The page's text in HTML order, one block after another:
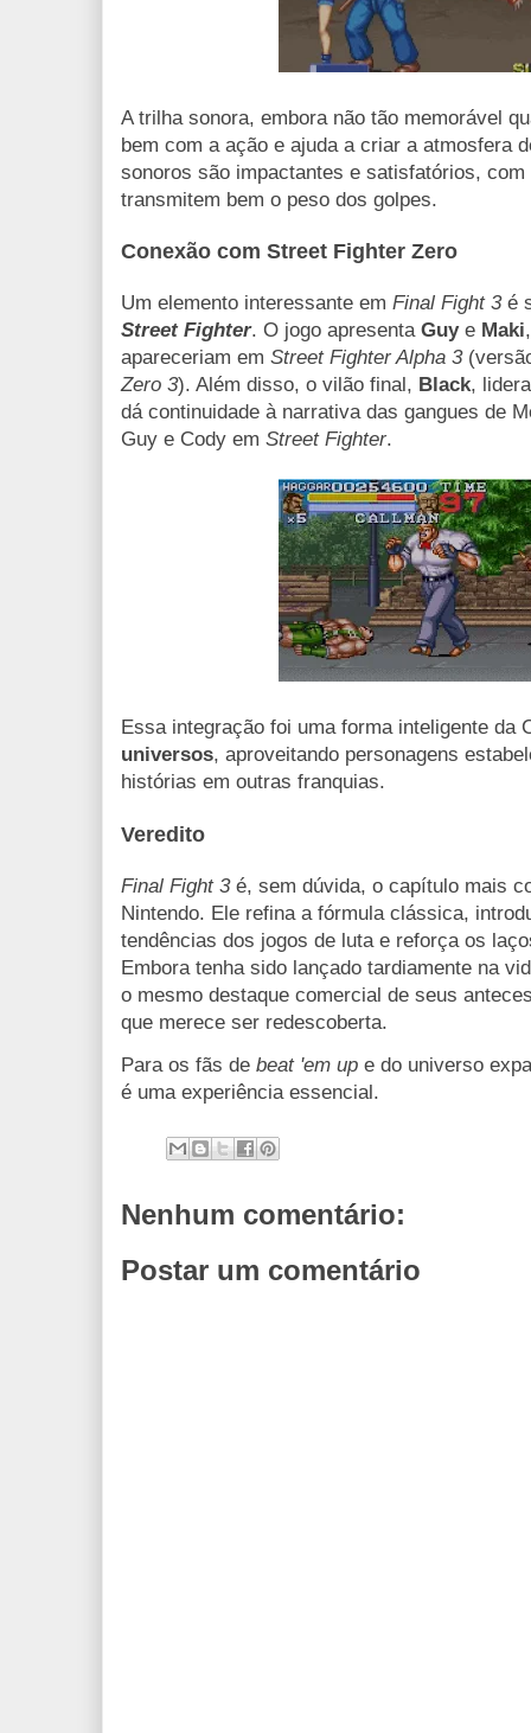
A trilha sonora, embora não tão memorável
bem com a ação e ajuda a criar a atmosfera
sonoros são impactantes e satisfatórios,
transmitem bem o peso dos golpes.
Conexão com Street Fighter Zero
Um elemento interessante em Final Fight 3é
Street Fighter. O jogo apresenta Guye Maki
apareceriam em Street Fighter Alpha 3
Zero 3). Além disso, o vilão final, Black,
dá continuidade à narrativa das gangues de
Guy e Cody em Street Fighter.
Essa integração foi uma forma inteligente da
universos, aproveitando personagens
histórias em outras franquias.
Veredito
Final Fight 3é, sem dúvida, o capítulo mais
Nintendo. Ele refina a fórmula clássica,
tendências dos jogos de luta e reforça os
Embora tenha sido lançado tardiamente na
o mesmo destaque comercial de seus
que merece ser redescoberta.
Para os fãs de beat 'em up e do universo
é uma experiência essencial.
Nenhum comentário:
Postar um comentário